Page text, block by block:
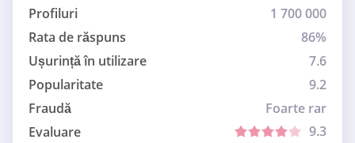
Profiluri
1 700 000
Rata de răspuns
86%
Ușurință în utilizare
7.6
Popularitate
9.2
Fraudă
Foarte rar
Evaluare
9.3